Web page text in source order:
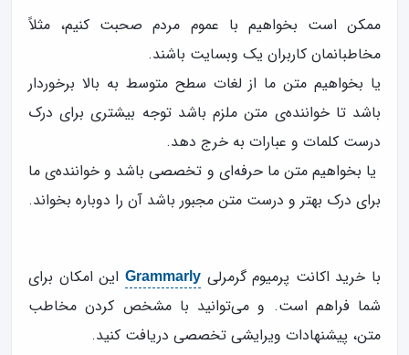
ممکن است بخواهیم با عموم مردم صحبت کنیم، مثلاً
مخاطبانمان کاربران یک وبسایت باشند.
یا بخواهیم متن ما از لغات سطح متوسط به بالا برخوردار
باشد تا خواننده‌ی متن ملزم باشد توجه بیشتری برای درک
درست کلمات و عبارات به خرج دهد.
یا بخواهیم متن ما حرفه‌ای و تخصصی باشد و خواننده‌ی ما
برای درک بهتر و درست متن مجبور باشد آن را دوباره بخواند.
با خرید اکانت پرمیوم گرمرلیGrammarly این امکان برای
شما فراهم است. و می‌توانید با مشخص کردن مخاطب
متن، پیشنهادات ویرایشی تخصصی دریافت کنید.